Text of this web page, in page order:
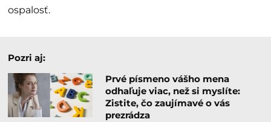
ospalosť.
Pozri aj:
Prvé písmeno vášho mena
odhaľuje viac, než si myslíte:
Zistite, čo zaujímavé o vás
prezrádza